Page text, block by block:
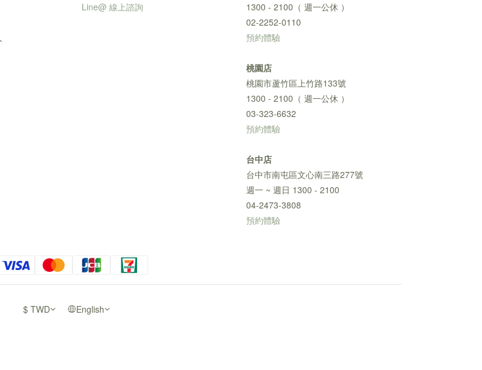
Line@ 線上諮詢
1300 - 2100（ 週一公休 ）
02-2252-0110
預約體驗
桃園店
桃園市蘆竹區上竹路133號
1300 - 2100（ 週一公休 ）
03-323-6632
預約體驗
台中店
台中市南屯區文心南三路277號
週一 ~ 週日 1300 - 2100
04-2473-3808
預約體驗
$ TWD English